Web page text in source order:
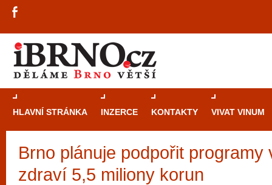
HLAVNÍ STRÁNKA INZERCE KONTAKTY VIVAT VINUM
Brno plánuje podpořit programy
zdraví 5,5 miliony korun
Průvodce
Brně: Od